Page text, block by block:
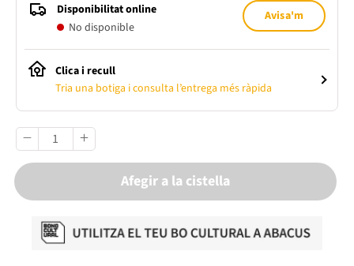
Disponibilitat online
No disponible
Avisa'm
Clica i recull
Tria una botiga i consulta l’entrega més ràpida
Afegir a la cistella